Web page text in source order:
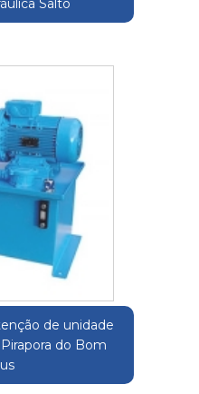
Salto
de unidade
do Bom